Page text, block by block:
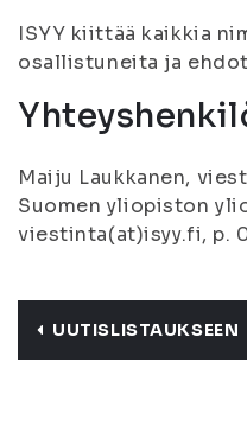
ISYY kiittää kaikkia
osallistuneita ja
Maiju Laukkanen,
Suomen yliopiston
viestinta(at)isyy.fi, p.
UUTISLISTAUKSEEN